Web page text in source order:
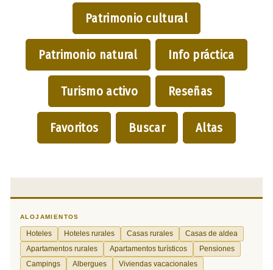
Patrimonio cultural
Patrimonio natural Info práctica
Turismo activo Reseñas
Favoritos Buscar Altas